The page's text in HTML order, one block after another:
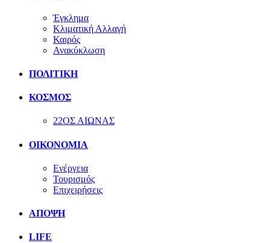
Έγκλημα
Κλιματική Αλλαγή
Καιρός
Ανακύκλωση
ΠΟΛΙΤΙΚΗ
ΚΟΣΜΟΣ
22ΟΣ ΑΙΩΝΑΣ
ΟΙΚΟΝΟΜΙΑ
Ενέργεια
Τουρισμός
Επιχειρήσεις
ΑΠΟΨΗ
LIFE